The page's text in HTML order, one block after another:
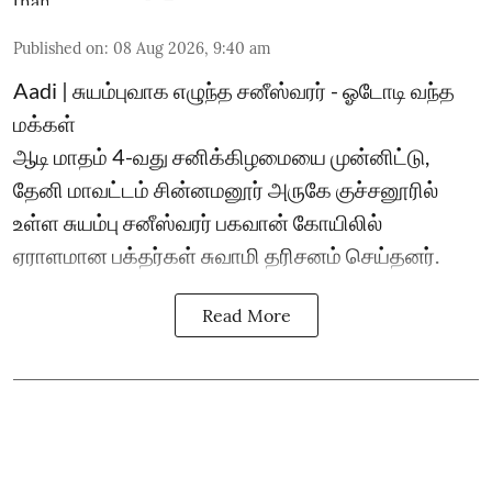
Published on: 08 Aug 2026, 9:40 am
Aadi | சுயம்புவாக எழுந்த சனீஸ்வரர் - ஓடோடி வந்த
மக்கள்
ஆடி மாதம் 4-வது சனிக்கிழமையை முன்னிட்டு,
தேனி மாவட்டம் சின்னமனூர் அருகே குச்சனூரில்
உள்ள சுயம்பு சனீஸ்வரர் பகவான் கோயிலில்
ஏராளமான பக்தர்கள் சுவாமி தரிசனம் செய்தனர்.
Read More